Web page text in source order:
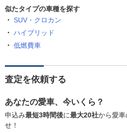
似たタイプの車種を探す
SUV・クロカン
ハイブリッド
低燃費車
査定を依頼する
あなたの愛車、今いくら？
申込み最短3時間後に最大20社から愛
せ！